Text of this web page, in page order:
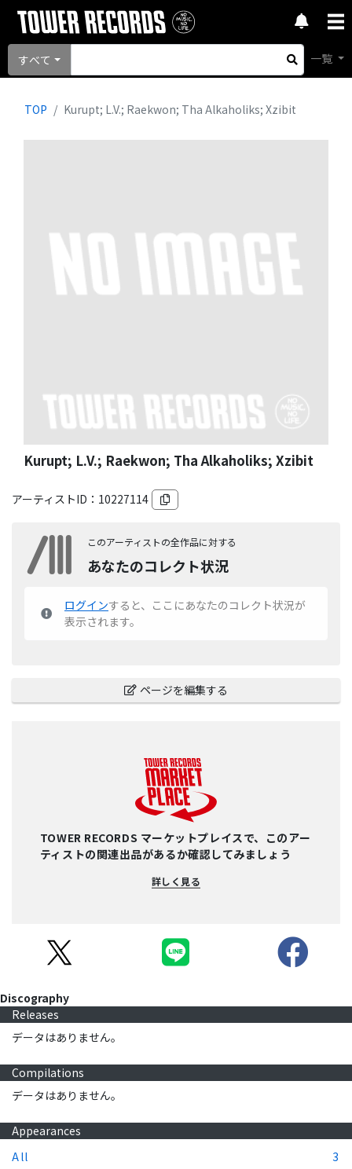
すべて 一覧
TOP Kurupt; L.V.; Raekwon; Tha Alkaholiks; Xzibit
Kurupt; L.V.; Raekwon; Tha Alkaholiks; Xzibit
アーティストID： 10227114
このアーティストの全作品に対する
あなたのコレクト状況
ログインすると、ここにあなたのコレクト状況が
表示されます。
ページを編集する
TOWER RECORDS マーケットプレイスで、このアー
ティストの関連出品があるか確認してみましょう
詳しく見る
Discography
Releases
データはありません。
Compilations
データはありません。
Appearances
All
3